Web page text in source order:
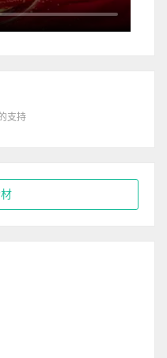
支持